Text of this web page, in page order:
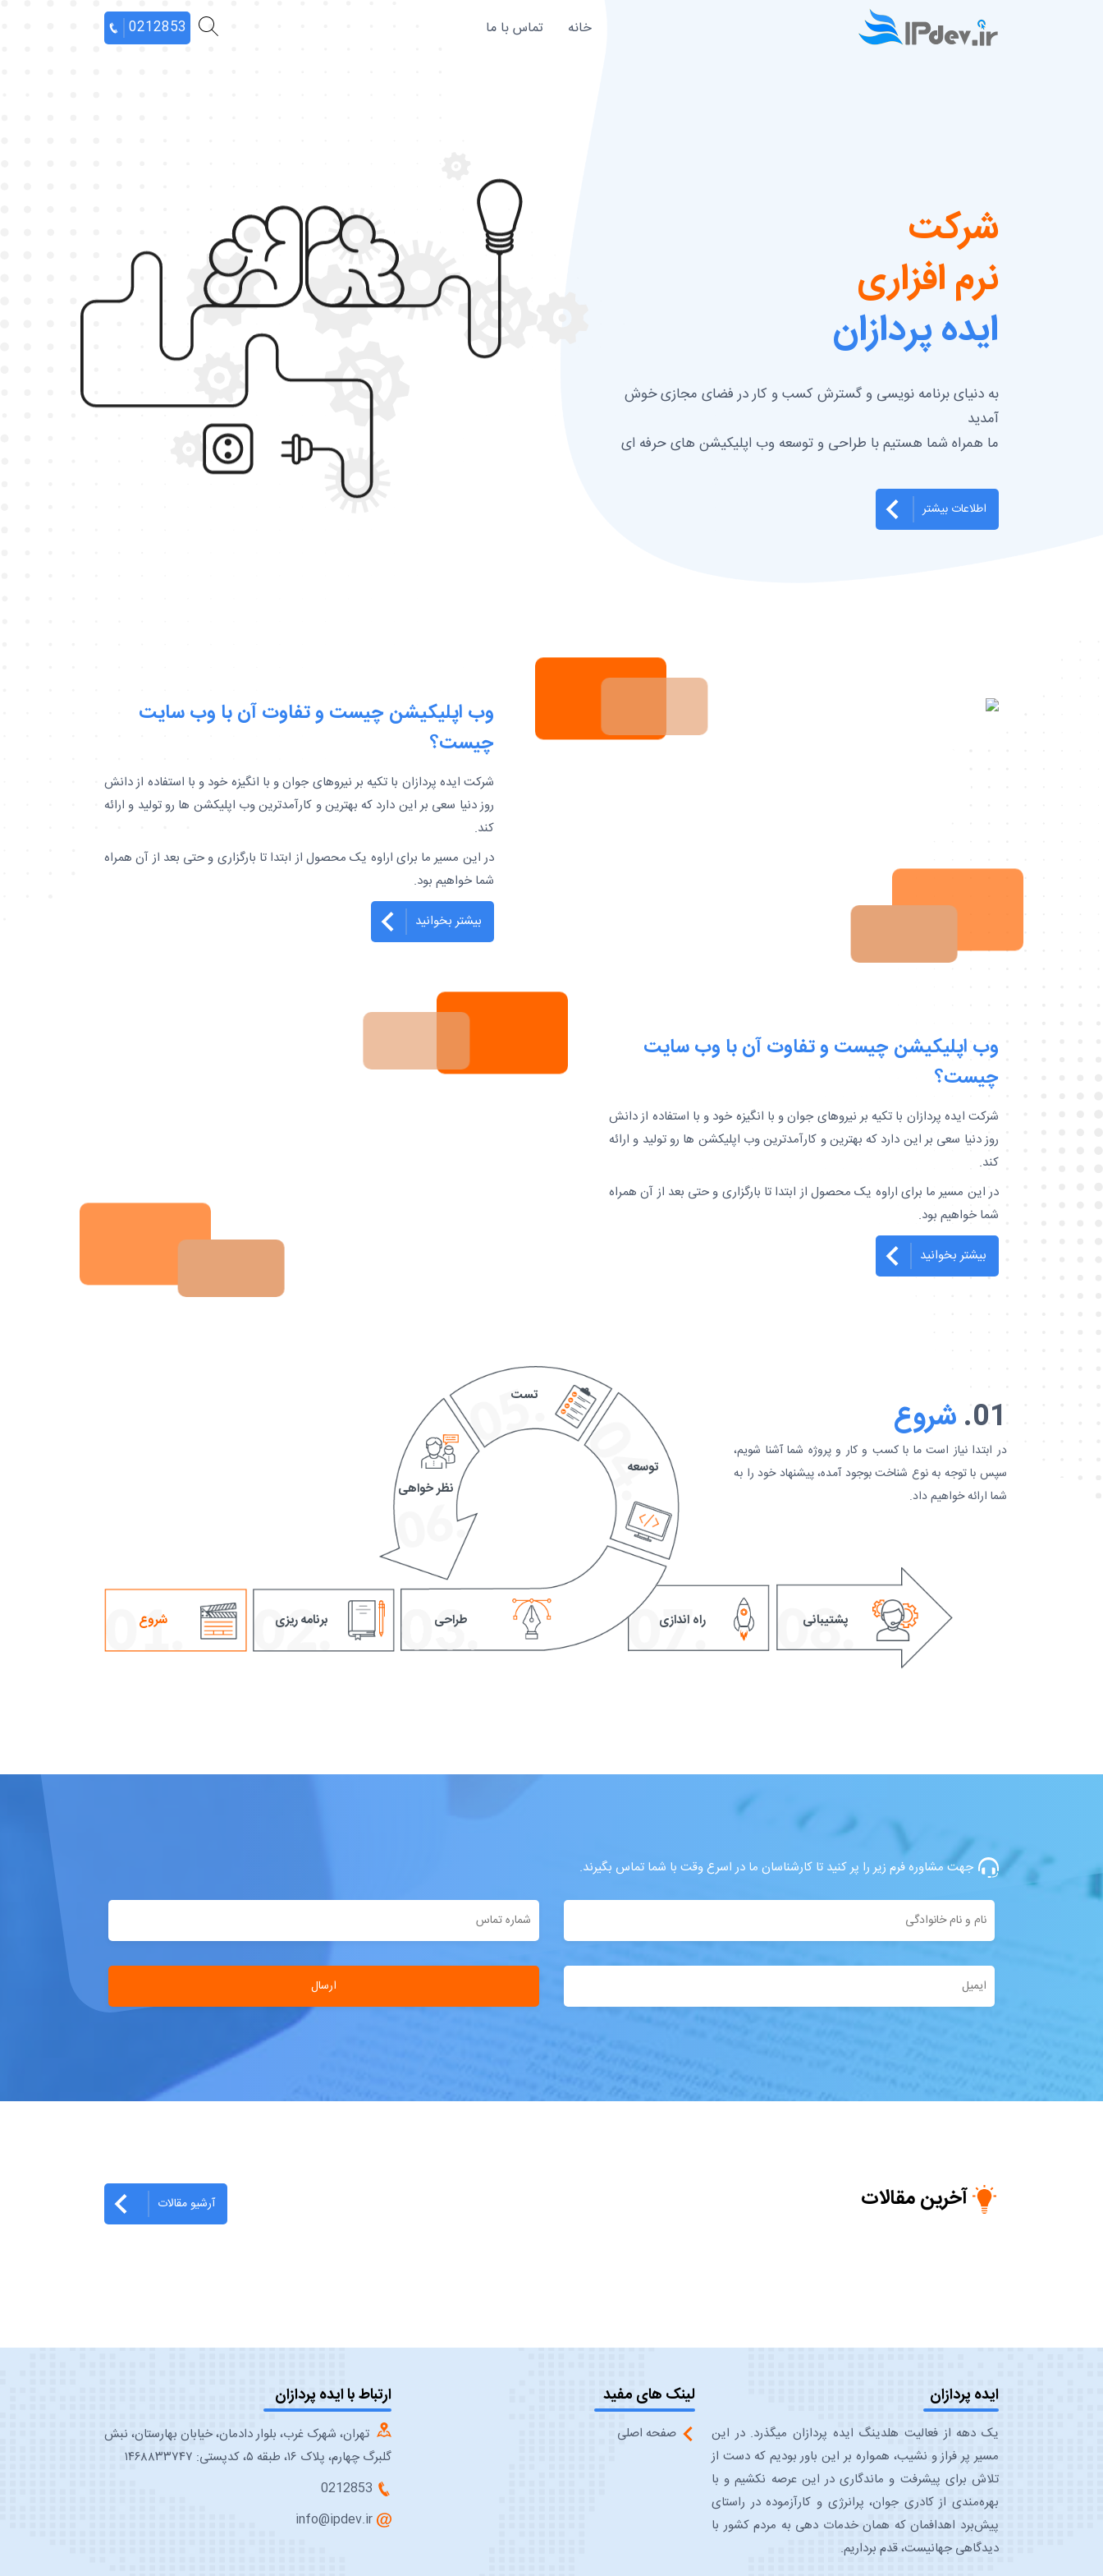
خانه تماس با ما 0212853
شرکت
نرم افزاری
ایده پردازان
به دنیای برنامه نویسی و گسترش کسب و کار در فضای مجازی خوش
آمدید
ما همراه شما هستیم با طراحی و توسعه وب اپلیکیشن های حرفه ای
اطلاعات بیشتر
وب اپلیکیشن چیست و تفاوت آن با وب سایت
چیست؟
شرکت ایده پردازان با تکیه بر نیروهای جوان و با انگیزه خود و با استفاده از دانش
روز دنیا سعی بر این دارد که بهترین و کارآمدترین وب اپلیکشن ها رو تولید و ارائه
کند.
در این مسیر ما برای اراوه یک محصول از ابتدا تا بارگزاری و حتی بعد از آن همراه
شما خواهیم بود.
بیشتر بخوانید
وب اپلیکیشن چیست و تفاوت آن با وب سایت
چیست؟
شرکت ایده پردازان با تکیه بر نیروهای جوان و با انگیزه خود و با استفاده از دانش
روز دنیا سعی بر این دارد که بهترین و کارآمدترین وب اپلیکشن ها رو تولید و ارائه
کند.
در این مسیر ما برای اراوه یک محصول از ابتدا تا بارگزاری و حتی بعد از آن همراه
شما خواهیم بود.
بیشتر بخوانید
01. شروع
در ابتدا نیاز است ما با کسب و کار و پروژه شما آشنا شویم،
سپس با توجه به نوع شناخت بوجود آمده، پیشنهاد خود را به
شما ارائه خواهیم داد.
شروع برنامه ریزی
نظر خواهی
تست
توسعه
طراحی راه اندازی پشتیبانی
جهت مشاوره فرم زیر را پر کنید تا کارشناسان ما در اسرع وقت با شما تماس بگیرند.
آخرین مقالات آرشیو مقالات
ایده پردازان
یک دهه از فعالیت هلدینگ ایده پردازان می‎گذرد. در این
مسیر پر فراز و نشیب، همواره بر این باور بودیم که دست از
تلاش برای پیشرفت و ماندگاری در این عرصه نکشیم و با
بهره‌مندی از کادری جوان، پرانرژی و کارآزموده در راستای
پیش‌برد اهدافمان که همان خدمات دهی به مردم کشور با
دیدگاهی جهانی‎ست، قدم برداریم.
لینک های مفید
صفحه اصلی
ارتباط با ایده پردازان
تهران، شهرک غرب، بلوار دادمان، خیابان بهارستان، نبش
گلبرگ چهارم، پلاک ۱۶، طبقه ۵، کدپستی: ۱۴۶۸۸۳۳۷۴۷
0212853
info@ipdev.ir